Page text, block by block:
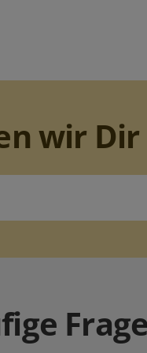
wir